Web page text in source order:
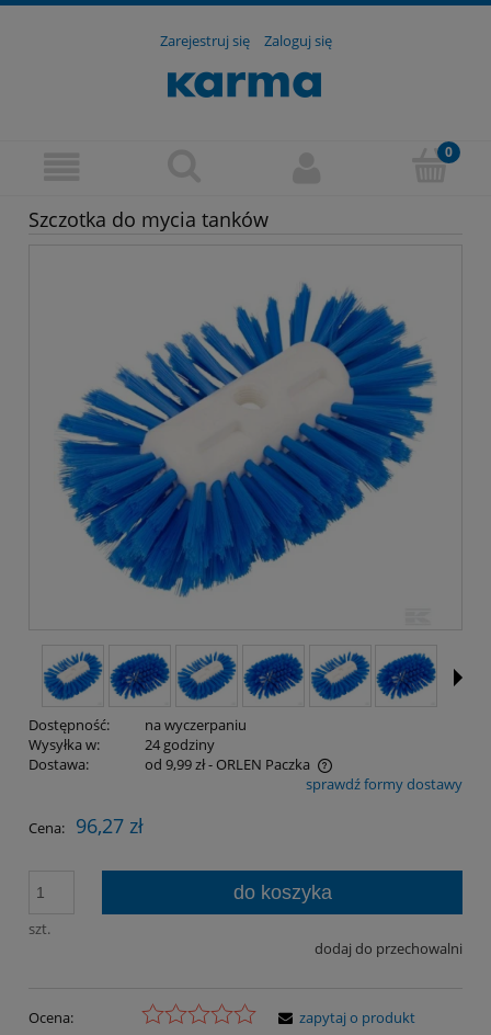
Zarejestruj się Zaloguj się
Szczotka do mycia tanków
Dostępność:
na wyczerpaniu
Wysyłka w:
24 godziny
Dostawa:
od 9,99 zł- ORLEN Paczka
Cena nie zawiera ewentualnych kosztów płatnościsprawdź formy dostawy
Cena: 96,27 zł
szt.
do koszyka
dodaj do przechowalni
Ocena:
zapytaj o produkt